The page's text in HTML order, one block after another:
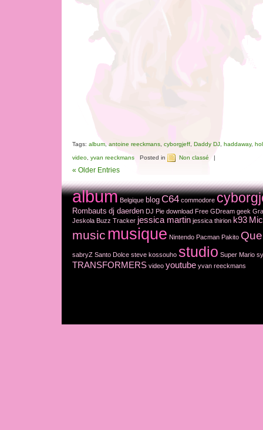
Tags: album antoine reeckmans cyborgjeff Daddy DJ haddaway,
video yvan reeckmans Posted in Non classé |
« Older Entries
album Belgique blog C64 commodore
Rombauts dj daerden DJ Pie download Free GDream geek
Jeskola Buzz Tracker jessica martin jessica thirion k93
music musique Nintendo Pacman Pakito
sabryZ Santo Dolce steve kossouho studio Super Mario
TRANSFORMERS video youtube yvan reeckmans